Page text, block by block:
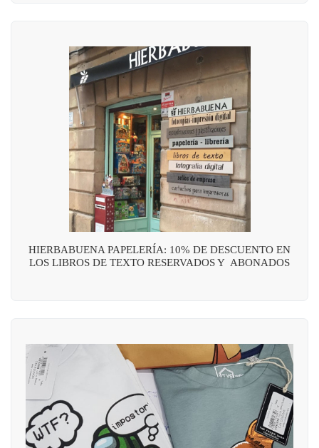
HIERBABUENA PAPELERÍA: 10% DE DESCUENTO EN
LOS LIBROS DE TEXTO RESERVADOS Y ABONADOS